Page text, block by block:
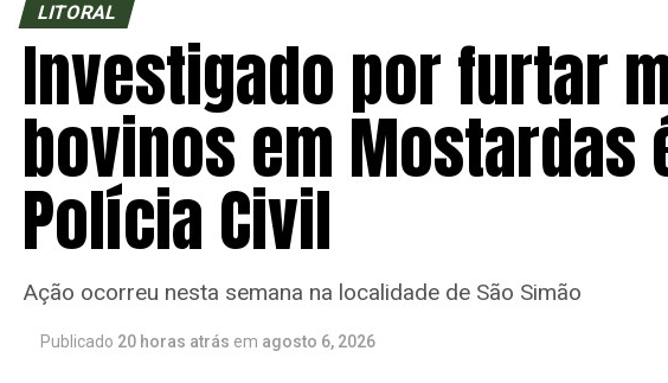
LITORAL
Investigado por furtar
bovinos em Mostardas
Polícia Civil
Ação ocorreu nesta semana na localidade de São Simão
Publicado 20 horas atrás em agosto 6, 2026